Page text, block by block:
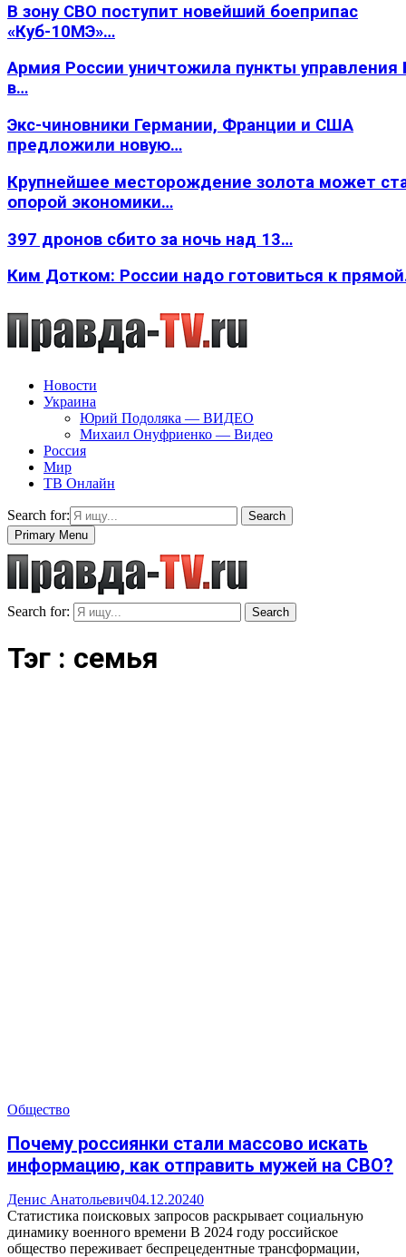
В зону СВО поступит новейший боеприпас
«Куб-10МЭ»…
Армия России уничтожила пункты
в…
Экс-чиновники Германии, Франции и США
предложили новую…
Крупнейшее месторождение золота может
опорой экономики…
397 дронов сбито за ночь над 13…
Ким Дотком: России надо готовиться к
Новости
Украина
Юрий Подоляка — ВИДЕО
Михаил Онуфриенко — Видео
Россия
Мир
ТВ Онлайн
Search for:
Search
Primary Menu
Search for: Search
Тэг : семья
Общество
Почему россиянки стали массово искать
информацию, как отправить мужей на СВО?
Денис Анатольевич04.12.20240
Статистика поисковых запросов раскрывает социальную
динамику военного времени В 2024 году российское
общество переживает беспрецедентные трансформации,